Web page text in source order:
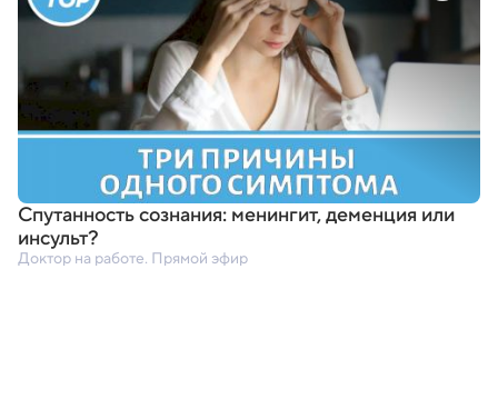
Спутанность сознания: менингит,деменция или
инсульт?
Доктор на работе. Прямой эфир